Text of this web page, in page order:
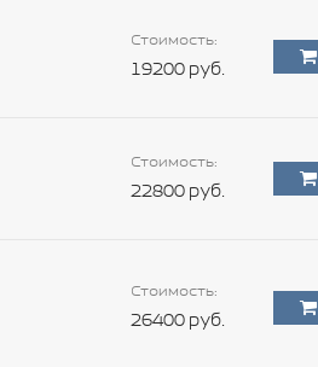
Стоимость:
19200 руб.
Стоимость:
22800 руб.
Стоимость:
26400 руб.